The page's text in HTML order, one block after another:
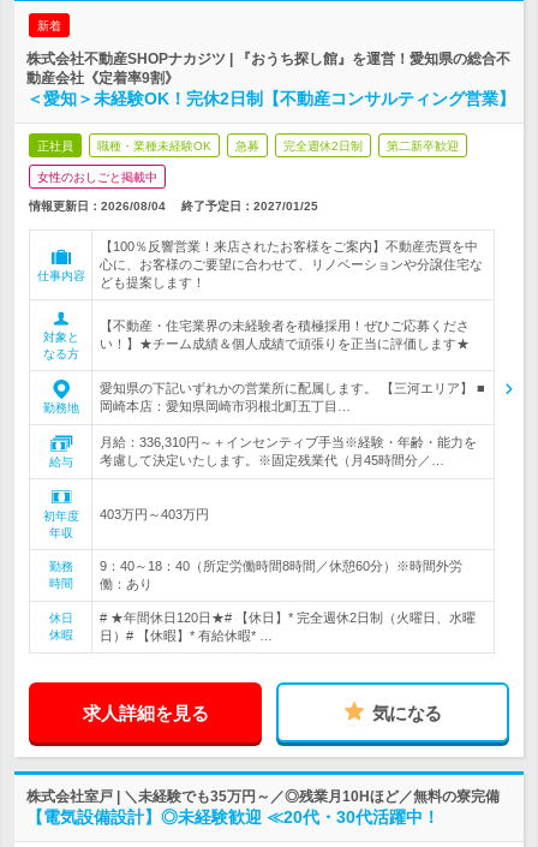
新着
株式会社不動産SHOPナカジツ | 『おうち探し館』を運営！愛知県の総合不
動産会社《定着率9割》
＜愛知＞未経験OK！完休2日制【不動産コンサルティング営業】
正社員 職種・業種未経験OK 急募 完全週休2日制 第二新卒歓迎
女性のおしごと掲載中
情報更新日：2026/08/04 終了予定日： 2027/01/25
仕事内容
【100％反響営業！来店されたお客様をご案内】不動産売買を中
心に、お客様のご要望に合わせて、リノベーションや分譲住宅な
ども提案します！
対象と
なる方
【不動産・住宅業界の未経験者を積極採用！ぜひご応募くださ
い！】★チーム成績＆個人成績で頑張りを正当に評価します★
勤務地
愛知県の下記いずれかの営業所に配属します。 【三河エリア】 ■
岡崎本店：愛知県岡崎市羽根北町五丁目…
給与
月給：336,310円～＋インセンティブ手当※経験・年齢・能力を
考慮して決定いたします。※固定残業代（月45時間分／…
初年度
年収
403万円～403万円
勤務
時間
9：40～18：40（所定労働時間8時間／休憩60分）※時間外労
働：あり
休日
休暇
# ★年間休日120日★# 【休日】* 完全週休2日制（火曜日、水曜
日）# 【休暇】* 有給休暇* …
求人詳細を見る 気になる
株式会社室戸 | ＼未経験でも35万円～／◎残業月10Hほど／無料の寮完備
【電気設備設計】◎未経験歓迎 ≪20代・30代活躍中！